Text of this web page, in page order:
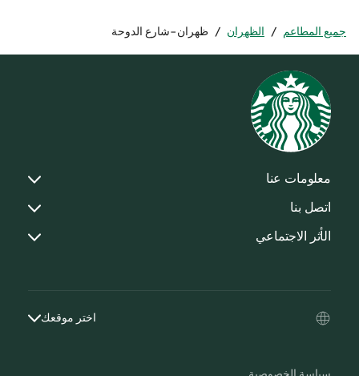
جميع المطاعم / الظهران / ظهران-شارع الدوحة
معلومات عنا
اتصل بنا
الأثر الاجتماعي
اختر موقعك